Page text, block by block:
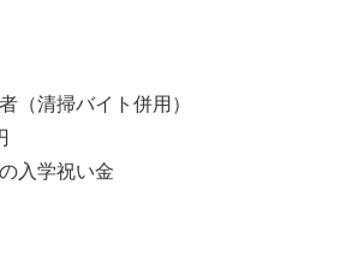
（清掃バイト併用）
入学祝い金